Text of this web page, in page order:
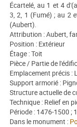
Écartelé, au 1 et 4
3, 2, 1 (Fumé) ; au 2
(Aubert).
Attribution : Aubert,
Position : Extérieur
Étage : Toit
Pièce / Partie de
Emplacement précis :
Support armorié :
Structure actuelle de
Technique : Relief en
Période : 1476-1500 ;
Dans le monument :